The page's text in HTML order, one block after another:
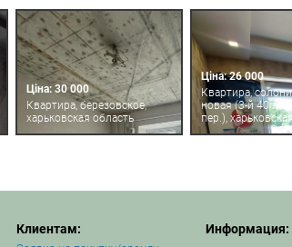
Ціна: 30 000
Квартира, березовское,
харьковская область
Ціна: 26 000
Квартира,
новая (3-й 40
пер.),
Клиентам: Информация: